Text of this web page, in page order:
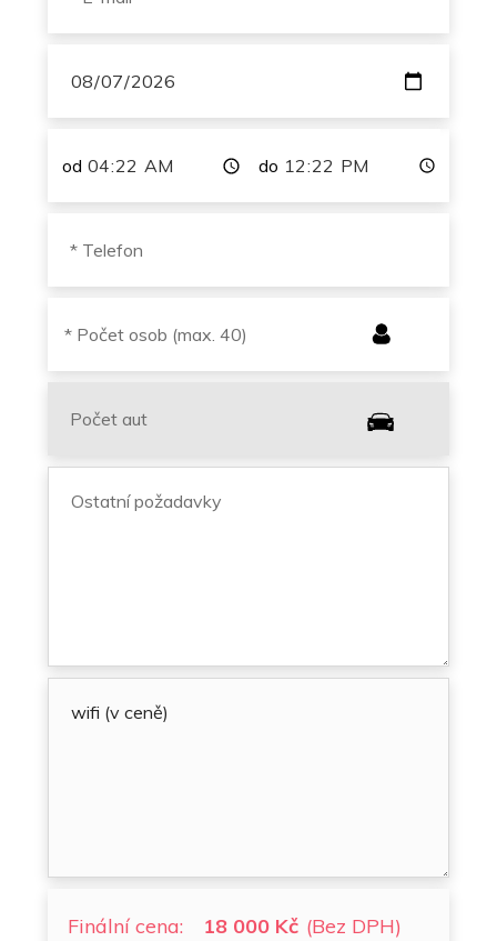
od do
Finální cena: 18 000 Kč (Bez DPH)